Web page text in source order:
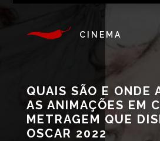
CINEMA
QUAIS SÃO E ONDE
AS ANIMAÇÕES EM
METRAGEM QUE
OSCAR 2022